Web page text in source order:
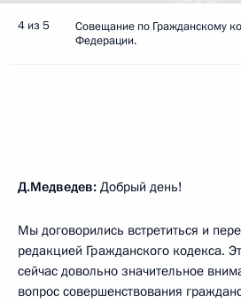
4 из 5
Совещание по Гражданскому
Федерации.
Д.Медведев: Добрый день!
Мы договорились встретиться и
редакцией Гражданского кодекса.
сейчас довольно значительное
вопрос совершенствования